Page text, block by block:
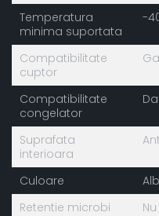
Temperatura
minima suportata
-
Compatibilitate
cuptor
Compatibilitate
congelator
Da
Suprafata
interioara
Culoare
Retentie microbi